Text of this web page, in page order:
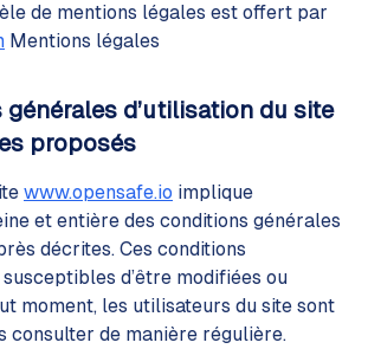
de mentions légales est offert par
Mentions légales
générales d’utilisation du site
proposés
www.opensafe.io implique
et entière des conditions générales
décrites. Ces conditions
d’être modifiées ou
moment, les utilisateurs du site sont
consulter de manière régulière.